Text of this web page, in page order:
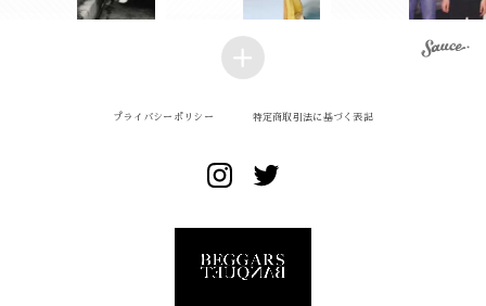
プライバシーポリシー 特定商取引法に基づく表記